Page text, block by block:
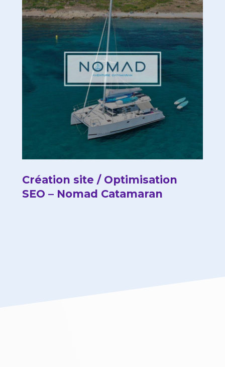
Création site / Optimisation
SEO – Nomad Catamaran